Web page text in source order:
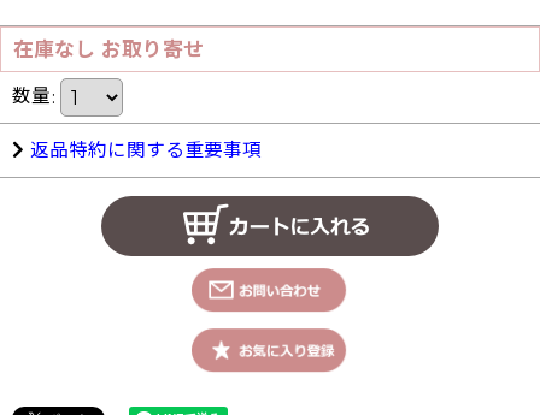
在庫なし お取り寄せ
数量:
返品特約に関する重要事項